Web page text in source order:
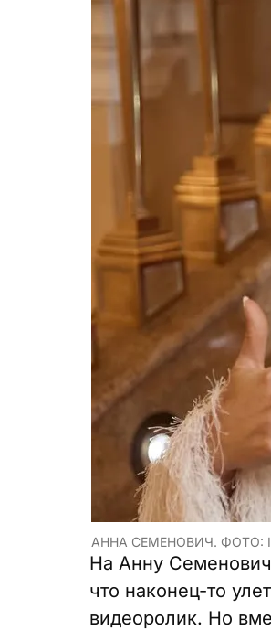
АННА СЕМЕНОВИЧ. ФОТО:
На Анну
что наконец-то
видеоролик. Но